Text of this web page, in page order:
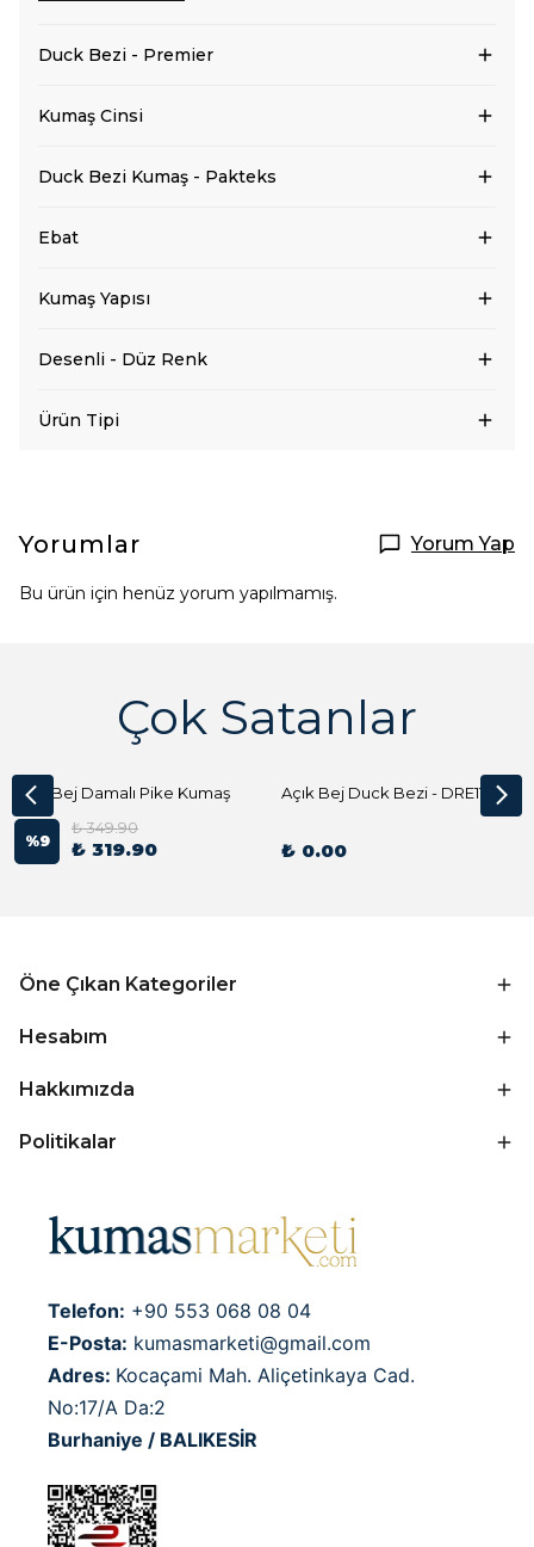
Duck Bezi - Premier
Kumaş Cinsi
Duck Bezi Kumaş - Pakteks
Ebat
Kumaş Yapısı
Desenli - Düz Renk
Ürün Tipi
Yorumlar Yorum Yap
Bu ürün için henüz yorum yapılmamış.
Çok Satanlar
Açık Bej Damalı Pike Kumaş
%9
₺ 349.90
₺ 319.90
Açık Bej Duck Bezi - DRE1144 Kumaş Peçete
₺ 0.00
Öne Çıkan Kategoriler
Hesabım
Hakkımızda
Politikalar
Telefon: +90 553 068 08 04
E-Posta: kumasmarketi@gmail.com
Adres: Kocaçami Mah. Aliçetinkaya Cad.
No:17/A Da:2
Burhaniye / BALIKESİR